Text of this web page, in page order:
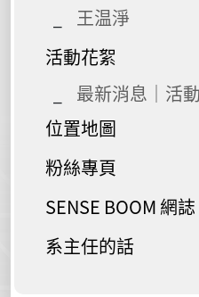
王温淨
活動花絮
最新消息｜活
位置地圖
粉絲專頁
SENSE BOOM 網誌
系主任的話